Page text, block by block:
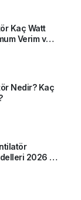
Kaç Watt
Verim ve
İçin Teknik
Nedir? Kaç
2026 |